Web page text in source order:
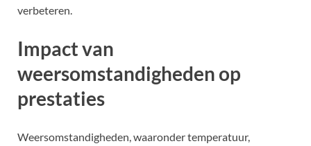
verbeteren.
Impact van
weersomstandigheden op
prestaties
Weersomstandigheden, waaronder temperatuur,